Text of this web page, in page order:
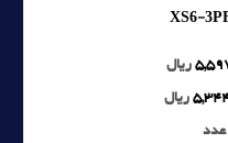
XS6-
ریال
ریال
عدد